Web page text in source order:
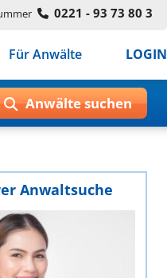
0221 - 93 73 80 3
Für Anwälte LOGIN
Anwaltsuche